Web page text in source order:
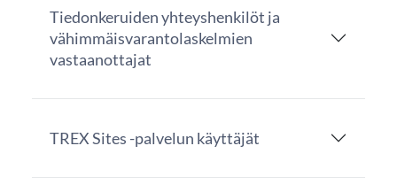
Tiedonkeruiden yhteyshenkilöt ja
vähimmäisvarantolaskelmien
vastaanottajat
TREX Sites -palvelun käyttäjät